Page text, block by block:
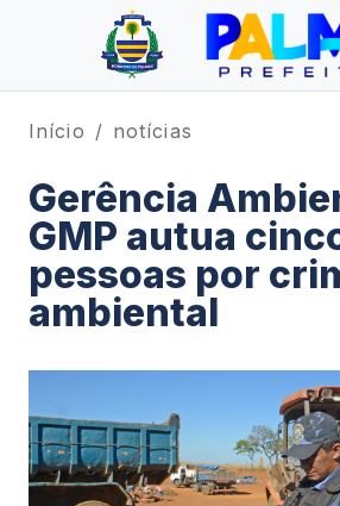
Início notícias
Gerência
GMP autua
pessoas por
ambiental